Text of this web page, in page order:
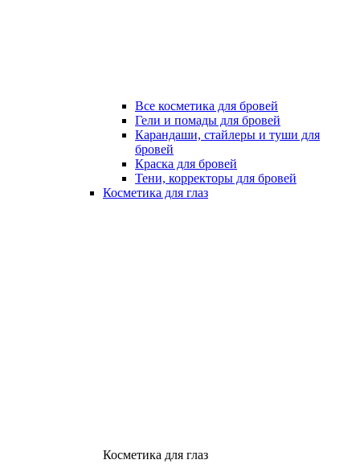
Все косметика для бровей
Гели и помады для бровей
Карандаши, стайлеры и туши для
бровей
Краска для бровей
Тени, корректоры для бровей
Косметика для глаз
Косметика для глаз